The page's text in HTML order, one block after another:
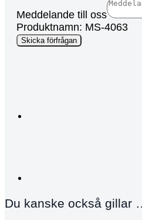
Meddelande till oss
Produktnamn: MS-4063
Page
Skicka förfrågan
Du kanske också gillar …